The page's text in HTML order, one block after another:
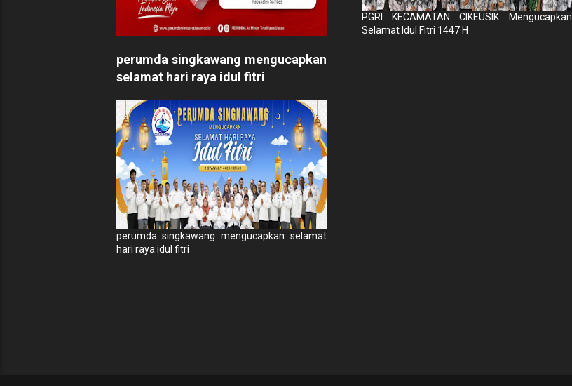
perumda singkawang mengucapkan
selamat hari raya idul fitri
perumda singkawang mengucapkan selamat
hari raya idul fitri
PGRI KECAMATAN CIKEUSIK Mengucapkan
Selamat Idul Fitri 1447 H